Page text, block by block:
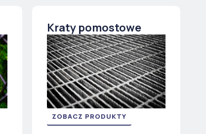
Kraty pomostowe
ZOBACZ PRODUKTY